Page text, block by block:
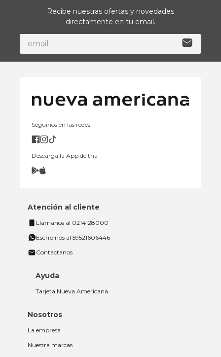
Recibe nuestras ofertas y novedades
directamente en tu email.
Seguinos en las redes
Descarga la App de tna
Atención al cliente
Llamanos al 0214128000
Escribinos al 59521606446
Contactanos
Ayuda
Tarjeta Nueva Americana
Nosotros
La empresa
Nuestra marcas